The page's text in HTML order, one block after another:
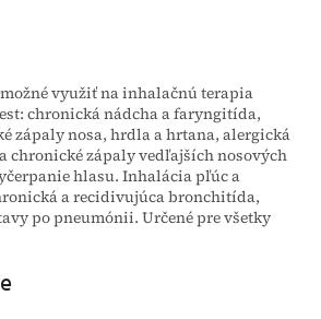
využiť na inhalačnú terapia
chronická nádcha a faryngitída,
zápaly nosa, hrdla a hrtana, alergická
chronické zápaly vedľajších nosových
hlasu. Inhalácia pľúc a
a recidivujúca bronchitída,
po pneumónii. Určené pre všetky